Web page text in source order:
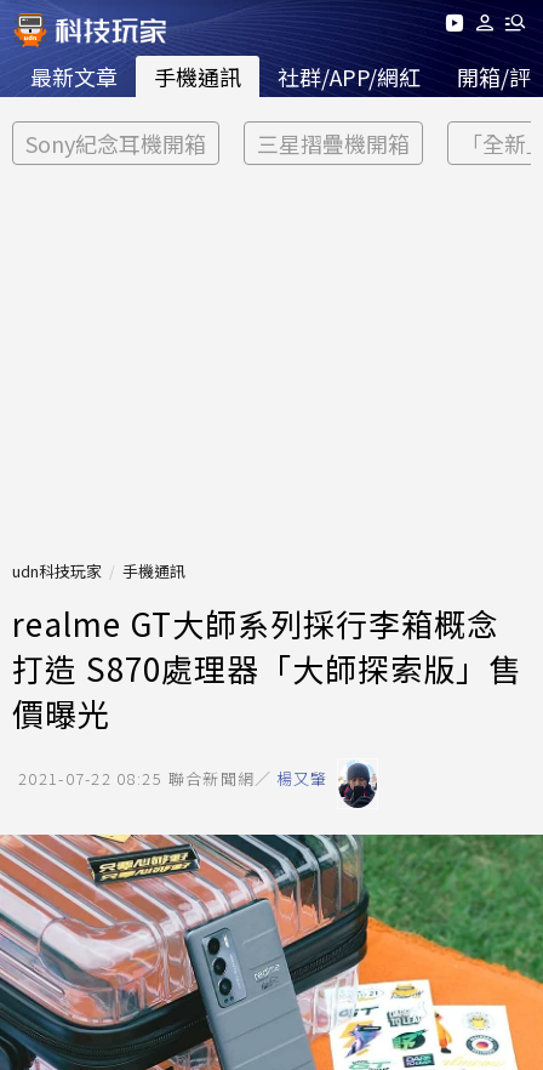
最新文章 手機通訊 社群/APP/網紅 開箱/評
Sony紀念耳機開箱 三星摺疊機開箱 「全新
udn科技玩家 手機通訊
realme GT大師系列採行李箱概念
打造 S870處理器「大師探索版」售
價曝光
2021-07-22 08:25 聯合新聞網／ 楊又肇